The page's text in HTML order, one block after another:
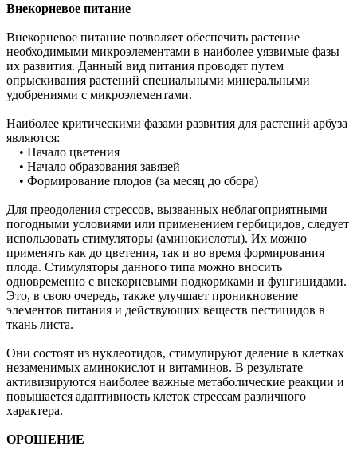
Внекорневое питание
Внекорневое питание позволяет обеспечить растение
необходимыми микроэлементами в наиболее уязвимые фазы
их развития. Данный вид питания проводят путем
опрыскивания растений специальными минеральными
удобрениями с микроэлементами.
Наиболее критическими фазами развития для растений арбуза
являются:
• Начало цветения
• Начало образования завязей
• Формирование плодов (за месяц до сбора)
Для преодоления стрессов, вызванных неблагоприятными
погодными условиями или применением гербицидов, следует
использовать стимуляторы (аминокислоты). Их можно
применять как до цветения, так и во время формирования
плода. Стимуляторы данного типа можно вносить
одновременно с внекорневыми подкормками и фунгицидами.
Это, в свою очередь, также улучшает проникновение
элементов питания и действующих веществ пестицидов в
ткань листа.
Они состоят из нуклеотидов, стимулируют деление в клетках
незаменимых аминокислот и витаминов. В результате
активизируются наиболее важные метаболические реакции и
повышается адаптивность клеток стрессам различного
характера.
ОРОШЕНИЕ